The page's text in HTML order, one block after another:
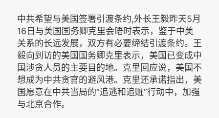
中共希望与美国签署引渡条约,外长王毅昨天5月
16日与美国国务卿克里会晤时表示，鉴于中美
关系的长远发展，双方有必要缔结引渡条约。王
毅向到访的美国国务卿克里表示，美国已变成中
国涉贪人员的主要目的地。克里回应说，美国不
想成为中共贪官的避风港。克里还承诺指出，美
国愿意在中共当局的“追逃和追赃”行动中，加强
与北京合作。